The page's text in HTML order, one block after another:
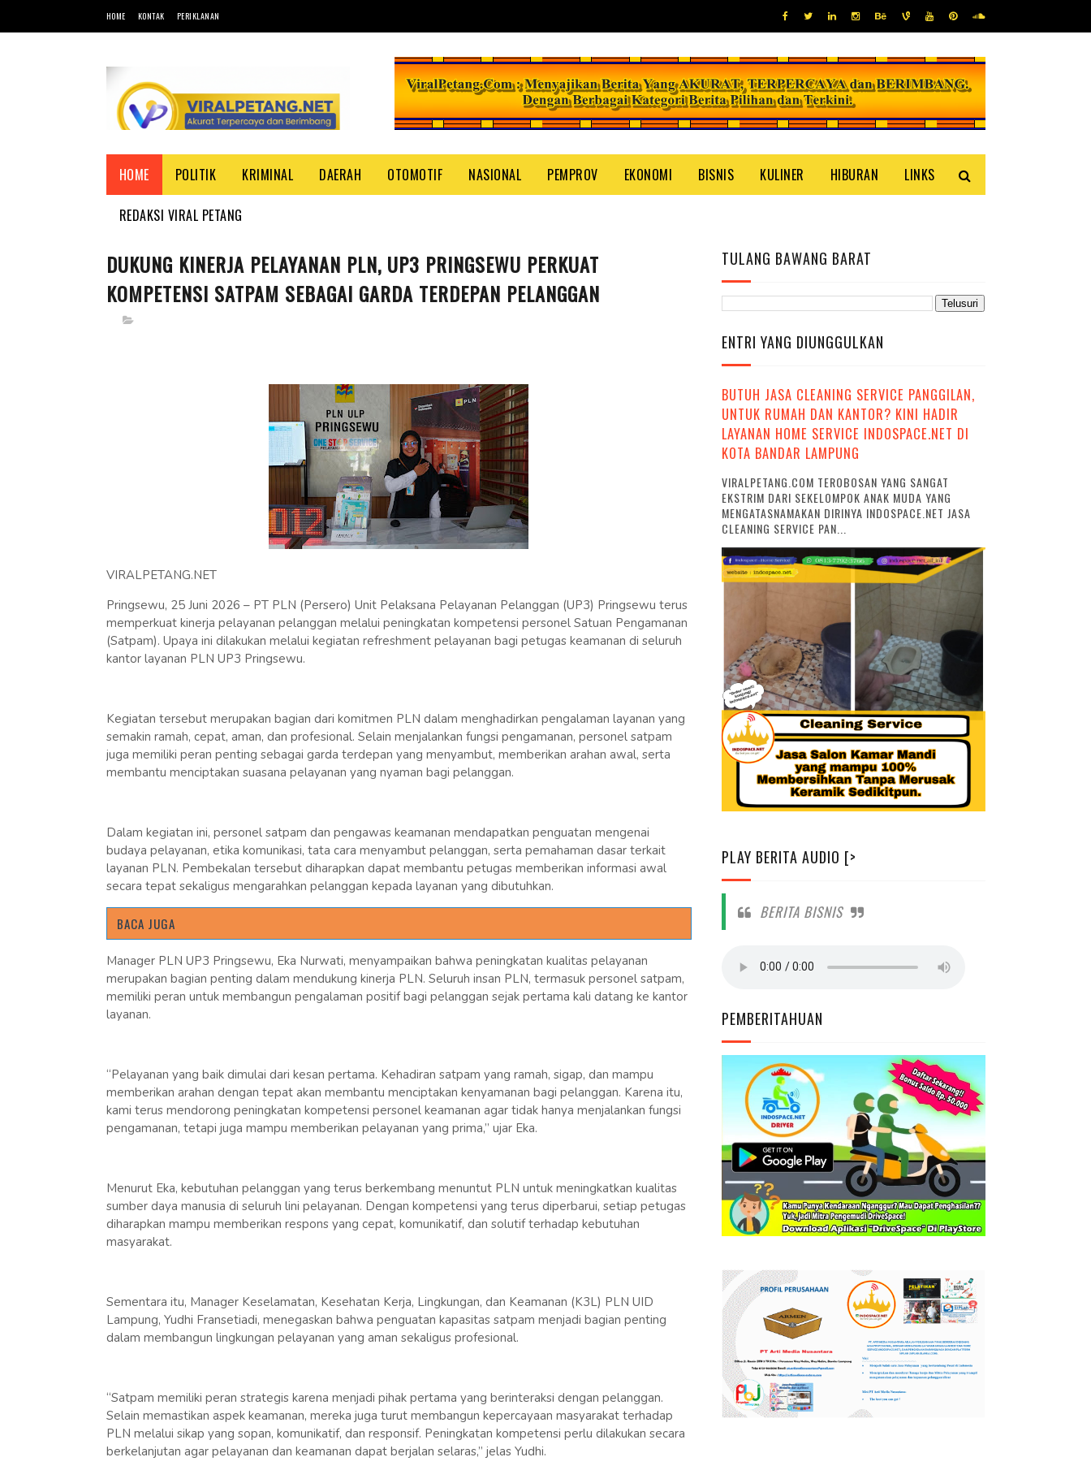
HOME KONTAK PERIKLANAN
HOME POLITIK KRIMINAL DAERAH OTOMOTIF NASIONAL PEMPROV EKONOMI BISNIS KULINER HIBURAN LINKS
REDAKSI VIRAL PETANG
DUKUNG KINERJA PELAYANAN PLN, UP3 PRINGSEWU PERKUAT
KOMPETENSI SATPAM SEBAGAI GARDA TERDEPAN PELANGGAN
VIRALPETANG.NET
Pringsewu, 25 Juni 2026 – PT PLN (Persero) Unit Pelaksana Pelayanan Pelanggan (UP3) Pringsewu terus
memperkuat kinerja pelayanan pelanggan melalui peningkatan kompetensi personel Satuan Pengamanan
(Satpam). Upaya ini dilakukan melalui kegiatan refreshment pelayanan bagi petugas keamanan di seluruh
kantor layanan PLN UP3 Pringsewu.
Kegiatan tersebut merupakan bagian dari komitmen PLN dalam menghadirkan pengalaman layanan yang
semakin ramah, cepat, aman, dan profesional. Selain menjalankan fungsi pengamanan, personel satpam
juga memiliki peran penting sebagai garda terdepan yang menyambut, memberikan arahan awal, serta
membantu menciptakan suasana pelayanan yang nyaman bagi pelanggan.
Dalam kegiatan ini, personel satpam dan pengawas keamanan mendapatkan penguatan mengenai
budaya pelayanan, etika komunikasi, tata cara menyambut pelanggan, serta pemahaman dasar terkait
layanan PLN. Pembekalan tersebut diharapkan dapat membantu petugas memberikan informasi awal
secara tepat sekaligus mengarahkan pelanggan kepada layanan yang dibutuhkan.
BACA JUGA
Manager PLN UP3 Pringsewu, Eka Nurwati, menyampaikan bahwa peningkatan kualitas pelayanan
merupakan bagian penting dalam mendukung kinerja PLN. Seluruh insan PLN, termasuk personel satpam,
memiliki peran untuk membangun pengalaman positif bagi pelanggan sejak pertama kali datang ke kantor
layanan.
“Pelayanan yang baik dimulai dari kesan pertama. Kehadiran satpam yang ramah, sigap, dan mampu
memberikan arahan dengan tepat akan membantu menciptakan kenyamanan bagi pelanggan. Karena itu,
kami terus mendorong peningkatan kompetensi personel keamanan agar tidak hanya menjalankan fungsi
pengamanan, tetapi juga mampu memberikan pelayanan yang prima,” ujar Eka.
Menurut Eka, kebutuhan pelanggan yang terus berkembang menuntut PLN untuk meningkatkan kualitas
sumber daya manusia di seluruh lini pelayanan. Dengan kompetensi yang terus diperbarui, setiap petugas
diharapkan mampu memberikan respons yang cepat, komunikatif, dan solutif terhadap kebutuhan
masyarakat.
Sementara itu, Manager Keselamatan, Kesehatan Kerja, Lingkungan, dan Keamanan (K3L) PLN UID
Lampung, Yudhi Fransetiadi, menegaskan bahwa penguatan kapasitas satpam menjadi bagian penting
dalam membangun lingkungan pelayanan yang aman sekaligus profesional.
“Satpam memiliki peran strategis karena menjadi pihak pertama yang berinteraksi dengan pelanggan.
Selain memastikan aspek keamanan, mereka juga turut membangun kepercayaan masyarakat terhadap
PLN melalui sikap yang sopan, komunikatif, dan responsif. Peningkatan kompetensi perlu dilakukan secara
berkelanjutan agar pelayanan dan keamanan dapat berjalan selaras,” jelas Yudhi.
TULANG BAWANG BARAT
ENTRI YANG DIUNGGULKAN
BUTUH JASA CLEANING SERVICE PANGGILAN,
UNTUK RUMAH DAN KANTOR? KINI HADIR
LAYANAN HOME SERVICE INDOSPACE.NET DI
KOTA BANDAR LAMPUNG
VIRALPETANG.COM TEROBOSAN YANG SANGAT
EKSTRIM DARI SEKELOMPOK ANAK MUDA YANG
MENGATASNAMAKAN DIRINYA INDOSPACE.NET JASA
CLEANING SERVICE PAN...
PLAY BERITA AUDIO [>
BERITA BISNIS
PEMBERITAHUAN